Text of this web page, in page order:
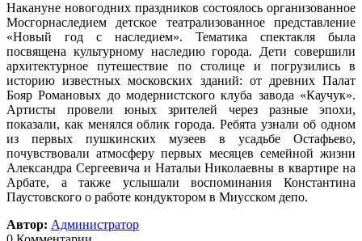
Накануне новогодних праздников состоялось организованное
Мосгорнаследием детское театрализованное представление
«Новый год с наследием».
Тематика спектакля была
посвящена культурному наследию города. Дети совершили
архитектурное путешествие по столице и погрузились в
историю известных московских зданий: от древних Палат
Бояр Романовых до модернистского клуба завода «Каучук».
Артисты провели юных зрителей через разные эпохи,
показали, как менялся облик города. Ребята узнали об одном
из первых пушкинских музеев в усадьбе Остафьево,
почувствовали атмосферу первых месяцев семейной жизни
Александра Сергеевича и Натальи Николаевны в квартире на
Арбате, а также услышали воспоминания Константина
Паустовского о работе кондуктором в Миусском депо.
Автор: Администратор